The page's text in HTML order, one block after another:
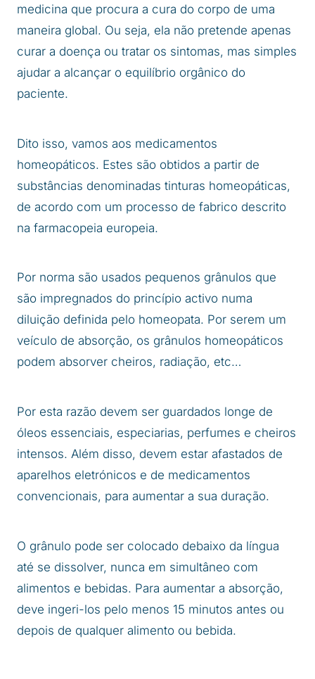
medicina que procura a cura do corpo de uma
maneira global. Ou seja, ela não pretende apenas
curar a doença ou tratar os sintomas, mas simples
ajudar a alcançar o equilíbrio orgânico do
paciente.
Dito isso, vamos aos medicamentos
homeopáticos. Estes são obtidos a partir de
substâncias denominadas tinturas homeopáticas,
de acordo com um processo de fabrico descrito
na farmacopeia europeia.
Por norma são usados pequenos grânulos que
são impregnados do princípio activo numa
diluição definida pelo homeopata. Por serem um
veículo de absorção, os grânulos homeopáticos
podem absorver cheiros, radiação, etc…
Por esta razão devem ser guardados longe de
óleos essenciais, especiarias, perfumes e cheiros
intensos. Além disso, devem estar afastados de
aparelhos eletrónicos e de medicamentos
convencionais, para aumentar a sua duração.
O grânulo pode ser colocado debaixo da língua
até se dissolver, nunca em simultâneo com
alimentos e bebidas. Para aumentar a absorção,
deve ingeri-los pelo menos 15 minutos antes ou
depois de qualquer alimento ou bebida.